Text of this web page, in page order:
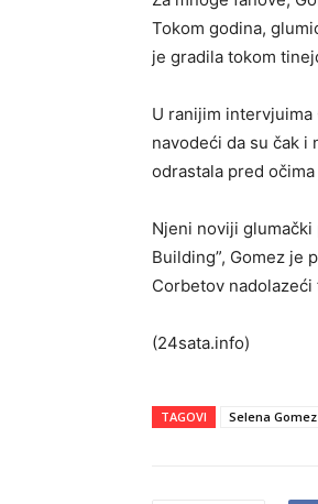
Tokom godina,
je gradila tokom
U ranijim
navodeći da su čak
odrastala pred
Njeni noviji
Building”, Gomez je
Corbetov
(24sata.info)
TAGOVI Selena Gomez